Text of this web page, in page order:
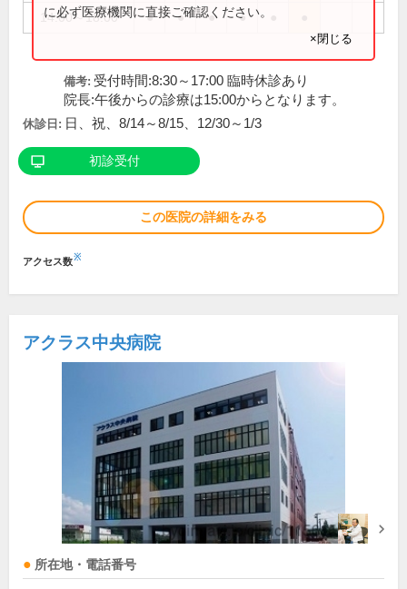
14:00～18:00 ● ● ● ●
に必ず医療機関に直接ご確認ください。
×閉じる
備考: 受付時間:8:30～17:00 臨時休診あり
院長:午後からの診療は15:00からとなります。
休診日: 日、祝、8/14～8/15、12/30～1/3
初診受付
この医院の詳細をみる
アクセス数※
アクラス中央病院
所在地・電話番号